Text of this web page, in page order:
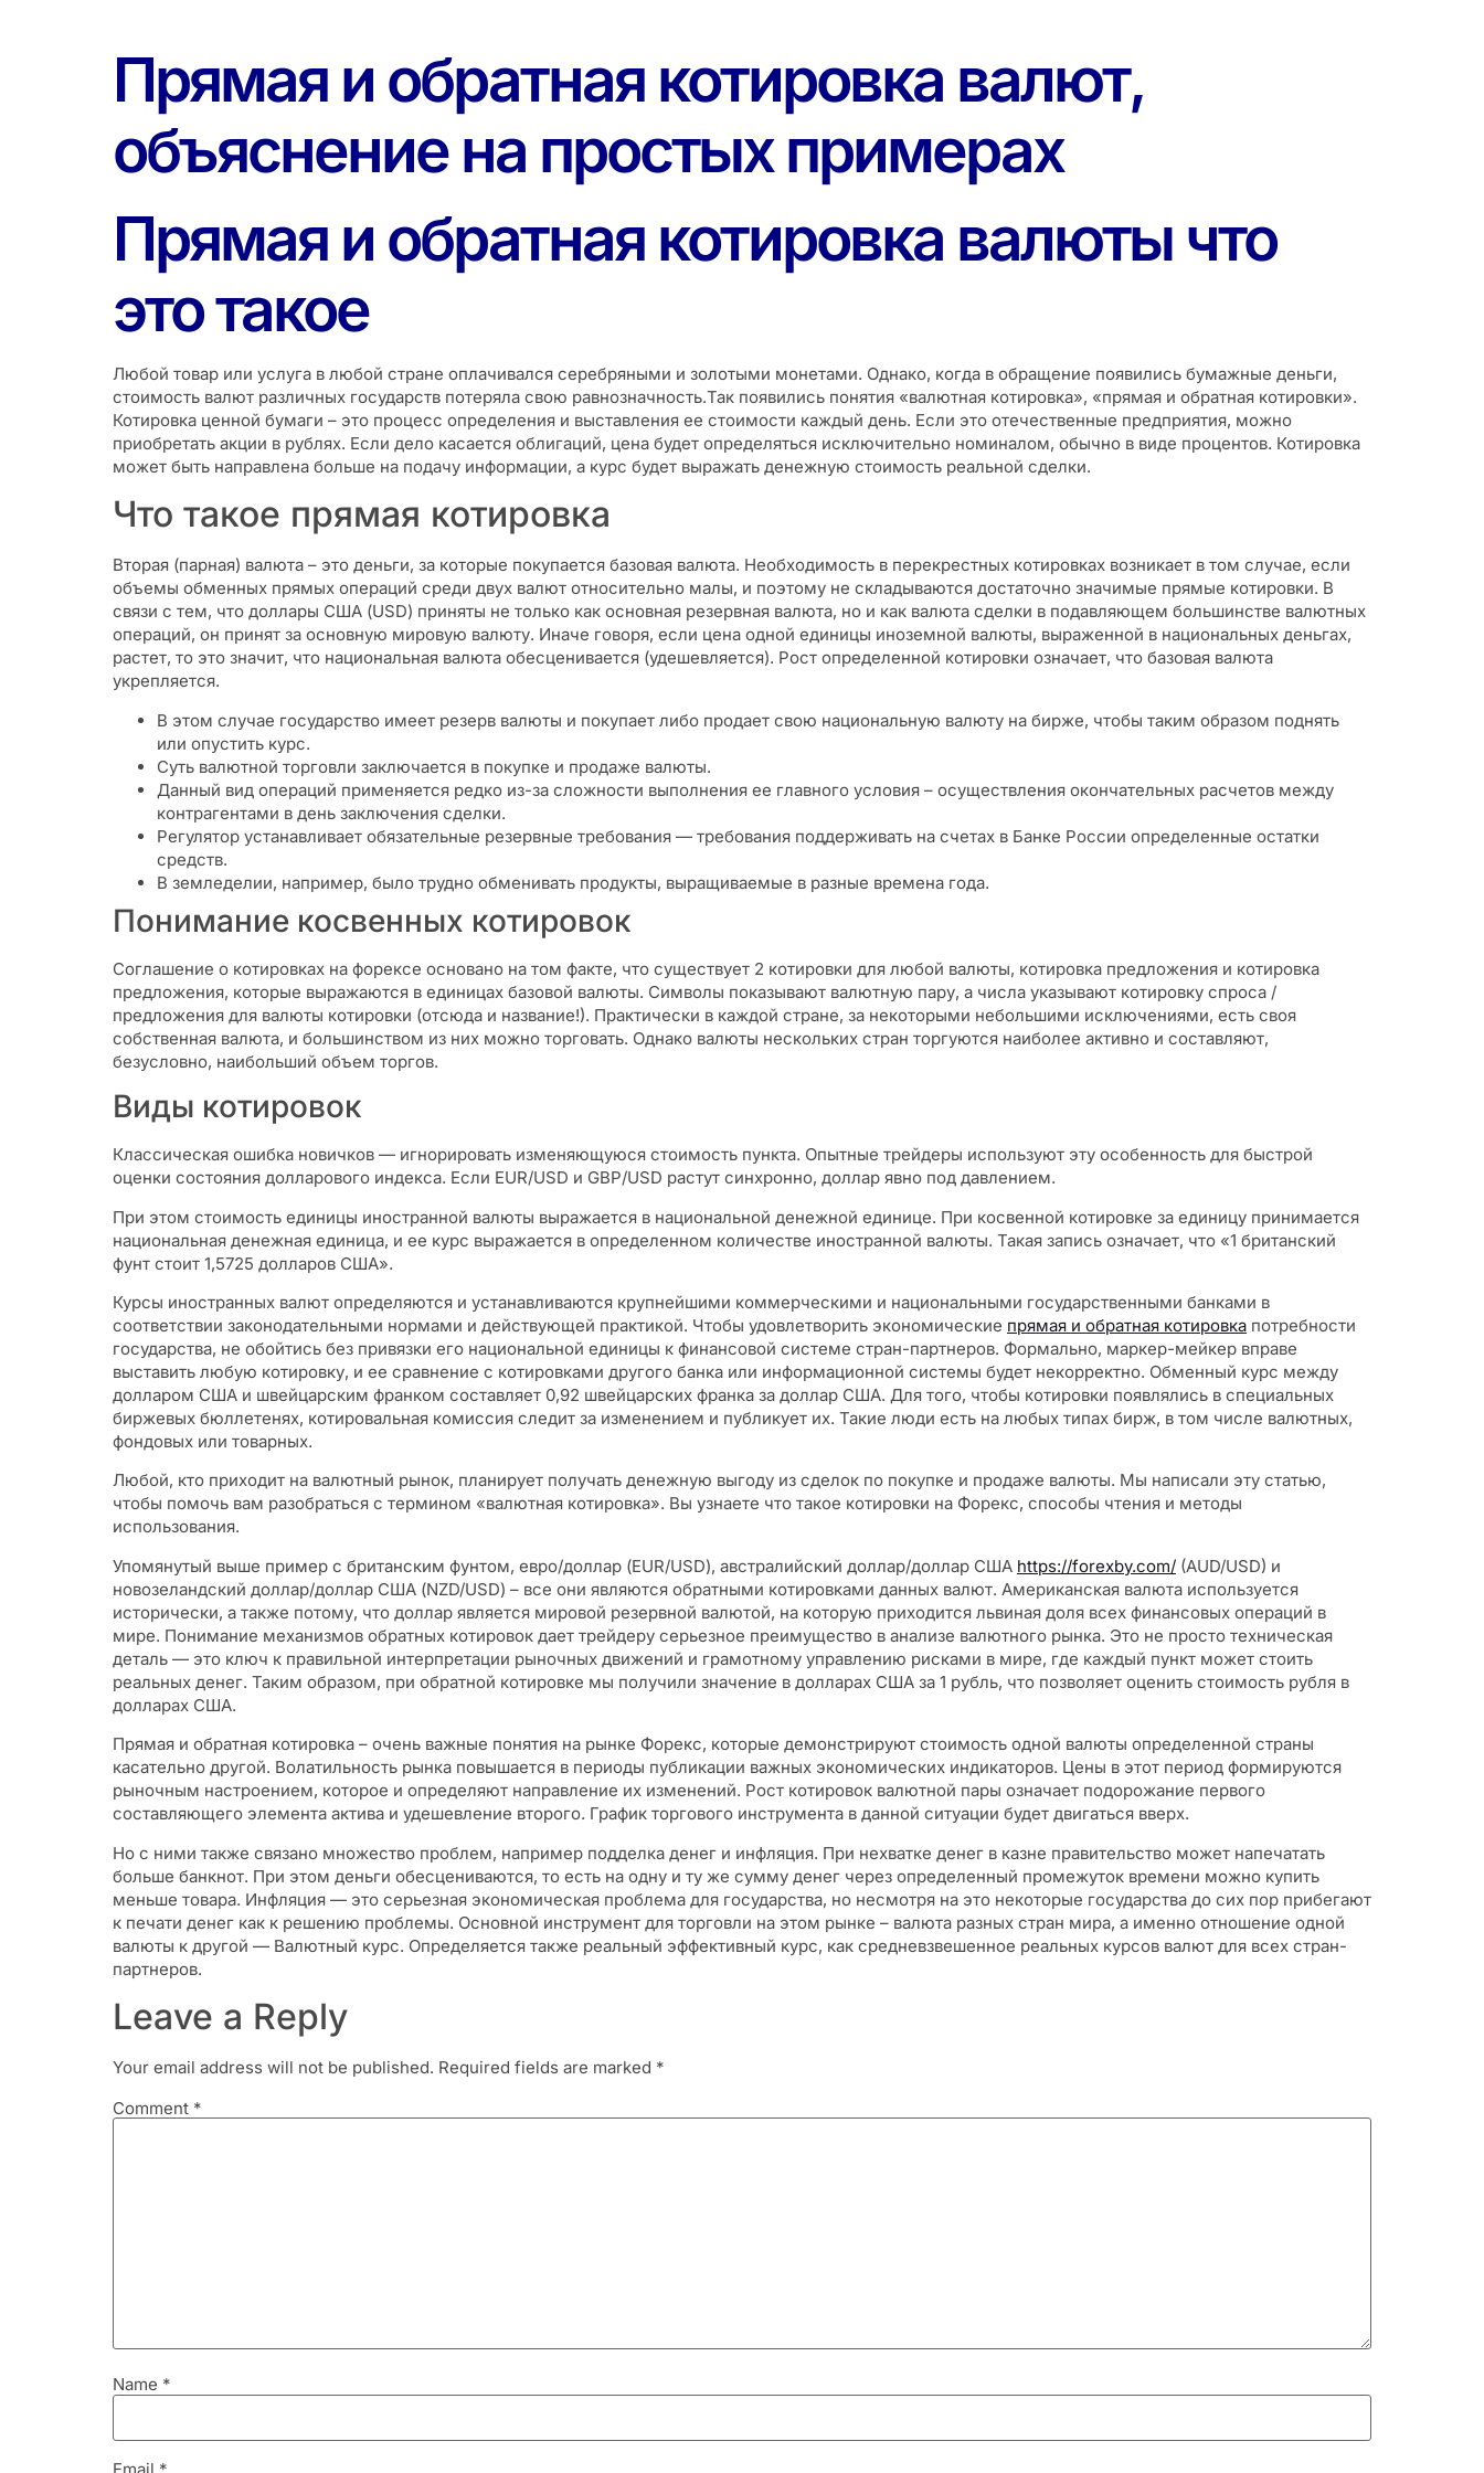
Прямая и обратная котировка валют,
объяснение на простых примерах
Прямая и обратная котировка валюты что
это такое
Любой товар или услуга в любой стране оплачивался серебряными и золотыми монетами. Однако, когда в обращение появились бумажные деньги,
стоимость валют различных государств потеряла свою равнозначность.Так появились понятия «валютная котировка», «прямая и обратная котировки».
Котировка ценной бумаги – это процесс определения и выставления ее стоимости каждый день. Если это отечественные предприятия, можно
приобретать акции в рублях. Если дело касается облигаций, цена будет определяться исключительно номиналом, обычно в виде процентов. Котировка
может быть направлена больше на подачу информации, а курс будет выражать денежную стоимость реальной сделки.
Что такое прямая котировка
Вторая (парная) валюта – это деньги, за которые покупается базовая валюта. Необходимость в перекрестных котировках возникает в том случае, если
объемы обменных прямых операций среди двух валют относительно малы, и поэтому не складываются достаточно значимые прямые котировки. В
связи с тем, что доллары США (USD) приняты не только как основная резервная валюта, но и как валюта сделки в подавляющем большинстве валютных
операций, он принят за основную мировую валюту. Иначе говоря, если цена одной единицы иноземной валюты, выраженной в национальных деньгах,
растет, то это значит, что национальная валюта обесценивается (удешевляется). Рост определенной котировки означает, что базовая валюта
укрепляется.
В этом случае государство имеет резерв валюты и покупает либо продает свою национальную валюту на бирже, чтобы таким образом поднять
или опустить курс.
Суть валютной торговли заключается в покупке и продаже валюты.
Данный вид операций применяется редко из-за сложности выполнения ее главного условия – осуществления окончательных расчетов между
контрагентами в день заключения сделки.
Регулятор устанавливает обязательные резервные требования — требования поддерживать на счетах в Банке России определенные остатки
средств.
В земледелии, например, было трудно обменивать продукты, выращиваемые в разные времена года.
Понимание косвенных котировок
Соглашение о котировках на форексе основано на том факте, что существует 2 котировки для любой валюты, котировка предложения и котировка
предложения, которые выражаются в единицах базовой валюты. Символы показывают валютную пару, а числа указывают котировку спроса /
предложения для валюты котировки (отсюда и название!). Практически в каждой стране, за некоторыми небольшими исключениями, есть своя
собственная валюта, и большинством из них можно торговать. Однако валюты нескольких стран торгуются наиболее активно и составляют,
безусловно, наибольший объем торгов.
Виды котировок
Классическая ошибка новичков — игнорировать изменяющуюся стоимость пункта. Опытные трейдеры используют эту особенность для быстрой
оценки состояния долларового индекса. Если EUR/USD и GBP/USD растут синхронно, доллар явно под давлением.
При этом стоимость единицы иностранной валюты выражается в национальной денежной единице. При косвенной котировке за единицу принимается
национальная денежная единица, и ее курс выражается в определенном количестве иностранной валюты. Такая запись означает, что «1 британский
фунт стоит 1,5725 долларов США».
Курсы иностранных валют определяются и устанавливаются крупнейшими коммерческими и национальными государственными банками в
соответствии законодательными нормами и действующей практикой. Чтобы удовлетворить экономические прямая и обратная котировка потребности
государства, не обойтись без привязки его национальной единицы к финансовой системе стран-партнеров. Формально, маркер-мейкер вправе
выставить любую котировку, и ее сравнение с котировками другого банка или информационной системы будет некорректно. Обменный курс между
долларом США и швейцарским франком составляет 0,92 швейцарских франка за доллар США. Для того, чтобы котировки появлялись в специальных
биржевых бюллетенях, котировальная комиссия следит за изменением и публикует их. Такие люди есть на любых типах бирж, в том числе валютных,
фондовых или товарных.
Любой, кто приходит на валютный рынок, планирует получать денежную выгоду из сделок по покупке и продаже валюты. Мы написали эту статью,
чтобы помочь вам разобраться с термином «валютная котировка». Вы узнаете что такое котировки на Форекс, способы чтения и методы
использования.
Упомянутый выше пример с британским фунтом, евро/доллар (EUR/USD), австралийский доллар/доллар США https://forexby.com/ (AUD/USD) и
новозеландский доллар/доллар США (NZD/USD) – все они являются обратными котировками данных валют. Американская валюта используется
исторически, а также потому, что доллар является мировой резервной валютой, на которую приходится львиная доля всех финансовых операций в
мире. Понимание механизмов обратных котировок дает трейдеру серьезное преимущество в анализе валютного рынка. Это не просто техническая
деталь — это ключ к правильной интерпретации рыночных движений и грамотному управлению рисками в мире, где каждый пункт может стоить
реальных денег. Таким образом, при обратной котировке мы получили значение в долларах США за 1 рубль, что позволяет оценить стоимость рубля в
долларах США.
Прямая и обратная котировка – очень важные понятия на рынке Форекс, которые демонстрируют стоимость одной валюты определенной страны
касательно другой. Волатильность рынка повышается в периоды публикации важных экономических индикаторов. Цены в этот период формируются
рыночным настроением, которое и определяют направление их изменений. Рост котировок валютной пары означает подорожание первого
составляющего элемента актива и удешевление второго. График торгового инструмента в данной ситуации будет двигаться вверх.
Но с ними также связано множество проблем, например подделка денег и инфляция. При нехватке денег в казне правительство может напечатать
больше банкнот. При этом деньги обесцениваются, то есть на одну и ту же сумму денег через определенный промежуток времени можно купить
меньше товара. Инфляция — это серьезная экономическая проблема для государства, но несмотря на это некоторые государства до сих пор прибегают
к печати денег как к решению проблемы. Основной инструмент для торговли на этом рынке – валюта разных стран мира, а именно отношение одной
валюты к другой — Валютный курс. Определяется также реальный эффективный курс, как средневзвешенное реальных курсов валют для всех стран-
партнеров.
Leave a Reply
Your email address will not be published. Required fields are marked *
Comment *
Name *